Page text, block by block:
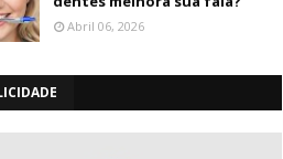
Abril 06, 2026